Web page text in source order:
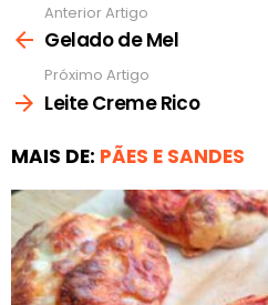
mais
Anterior Artigo
Gelado de Mel
Próximo Artigo
Leite Creme Rico
MAIS DE: PÃES E SANDES